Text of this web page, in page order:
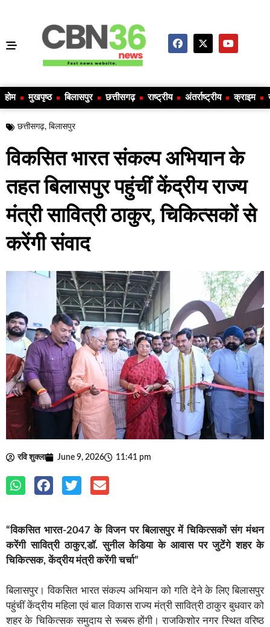
होम मुखपृष्ठ बिलासपुर छत्तीसगढ़ राष्ट्रीय अंतर्राष्ट्रीय क्राइम
छत्तीसगढ़, बिलासपुर
विकसित भारत संकल्प अभियान के
तहत बिलासपुर पहुंचीं केंद्रीय राज्य
मंत्री सावित्री ठाकुर, चिकित्सकों से
करेंगी संवाद
रवि शुक्ला June 9, 2026 11:41 pm
“विकसित भारत-2047 के विजन पर बिलासपुर में चिकित्सकों संग मंथन
करेंगी सावित्री ठाकुर,डॉ. सुनील केडिया के आवास पर जुटेंगे शहर के
चिकित्सक, केंद्रीय मंत्री करेंगी चर्चा”
बिलासपुर। विकसित भारत संकल्प अभियान को गति देने के लिए बिलासपुर
पहुंचीं केंद्रीय महिला एवं बाल विकास राज्य मंत्री सावित्री ठाकुर बुधवार को
शहर के चिकित्सक समुदाय से रूबरू होंगी। राजकिशोर नगर स्थित वरिष्ठ